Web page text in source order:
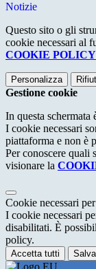
Notizie
Questo sito o gli
cookie necessari al
COOKIE POLICY
Personalizza
Gestione cookie
In questa schermata
I cookie necessari
piattaforma e non è
Per conoscere quali
visionare la
Cookie necessari
I cookie necessari
disabilitati. È
policy.
Accetta tutti